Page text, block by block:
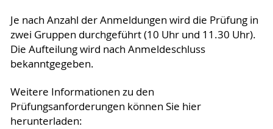
Je nach Anzahl der Anmeldungen wird die Prüfung in
zwei Gruppen durchgeführt (10 Uhr und 11.30 Uhr).
Die Aufteilung wird nach Anmeldeschluss
bekanntgegeben.
Weitere Informationen zu den
Prüfungsanforderungen können Sie hier
herunterladen: